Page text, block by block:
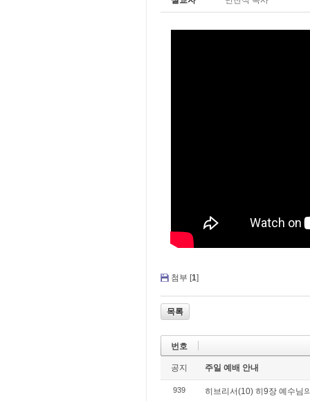
05-18 (고린도전서7) 고전4:1-8 판...
첨부 [1]
목록
번호
공지 주일 예배 안내
939 히브리서(10) 히9장 예수님